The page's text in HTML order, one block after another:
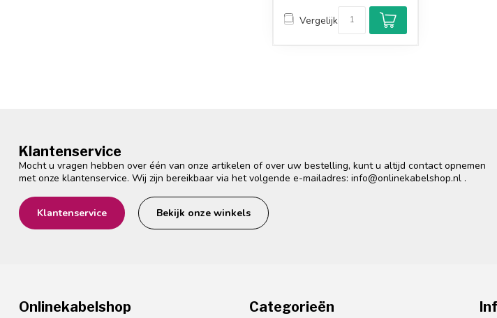
Vergelijk
Klantenservice
Mocht u vragen hebben over één van onze artikelen of over uw bestelling, kunt u altijd contact opnemen
met onze klantenservice. Wij zijn bereikbaar via het volgende e-mailadres: info@onlinekabelshop.nl .
Klantenservice Bekijk onze winkels
Onlinekabelshop Categorieën